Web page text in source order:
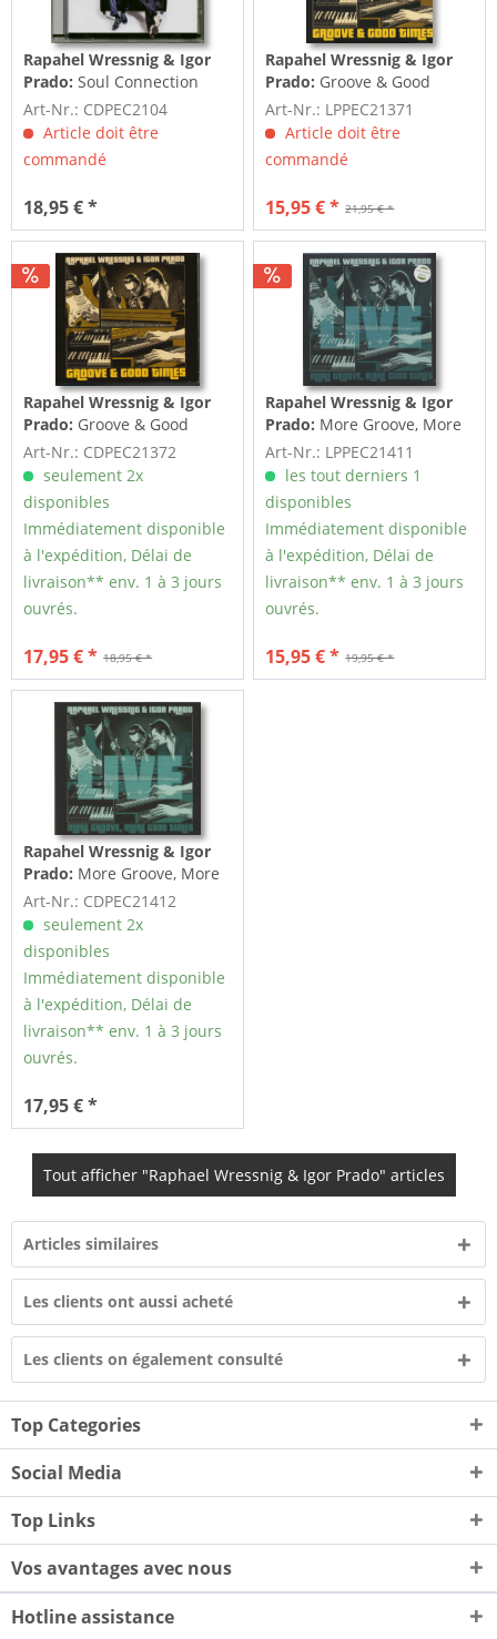
Rapahel Wressnig & Igor
Prado:Soul Connection
(CD)
Art-Nr.: CDPEC2104
Article doit être
commandé
18,95 € *
Rapahel Wressnig & Igor
Prado: Groove & Good
Times (LP)
Art-Nr.: LPPEC21371
Article doit être
commandé
21,95 € *
15,95 € *
Rapahel Wressnig & Igor
Prado: Groove & Good
Times (CD)
Art-Nr.: CDPEC21372
seulement 2x
disponibles
Immédiatement disponible
à l'expédition, Délai de
livraison** env. 1 à 3 jours
ouvrés.
18,95 € *
17,95 € *
Rapahel Wressnig & Igor
Prado: More Groove, More
Good Times (LP, colored
Vinyl)
Art-Nr.: LPPEC21411
les tout derniers 1
disponibles
Immédiatement disponible
à l'expédition, Délai de
livraison** env. 1 à 3 jours
ouvrés.
19,95 € *
15,95 € *
Rapahel Wressnig & Igor
Prado: More Groove, More
Good Times (CD)
Art-Nr.: CDPEC21412
seulement 2x
disponibles
Immédiatement disponible
à l'expédition, Délai de
livraison** env. 1 à 3 jours
ouvrés.
17,95 € *
Tout afficher "Raphael Wressnig & Igor Prado" articles
Articles similaires
Les clients ont aussi acheté
Les clients on également consulté
Top Categories
Social Media
Top Links
Vos avantages avec nous
Hotline assistance